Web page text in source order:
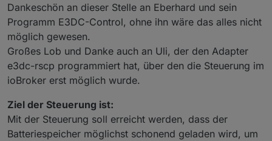
Dankeschön an dieser Stelle an Eberhard und sein
Programm E3DC-Control, ohne ihn wäre das alles nicht
möglich gewesen.
Großes Lob und Danke auch an Uli, der den Adapter
e3dc-rscp programmiert hat, über den die Steuerung im
ioBroker erst möglich wurde.
Ziel der Steuerung ist:
Mit der Steuerung soll erreicht werden, dass der
Batteriespeicher möglichst schonend geladen wird, um